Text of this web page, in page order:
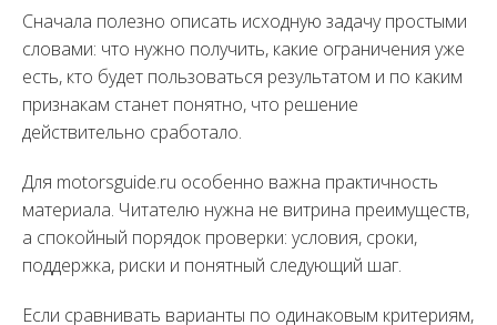
Сначала полезно описать исходную задачу простыми
словами: что нужно получить, какие ограничения уже
есть, кто будет пользоваться результатом и по каким
признакам станет понятно, что решение
действительно сработало.
Для motorsguide.ru особенно важна практичность
материала. Читателю нужна не витрина преимуществ,
а спокойный порядок проверки: условия, сроки,
поддержка, риски и понятный следующий шаг.
Если сравнивать варианты по одинаковым критериям,